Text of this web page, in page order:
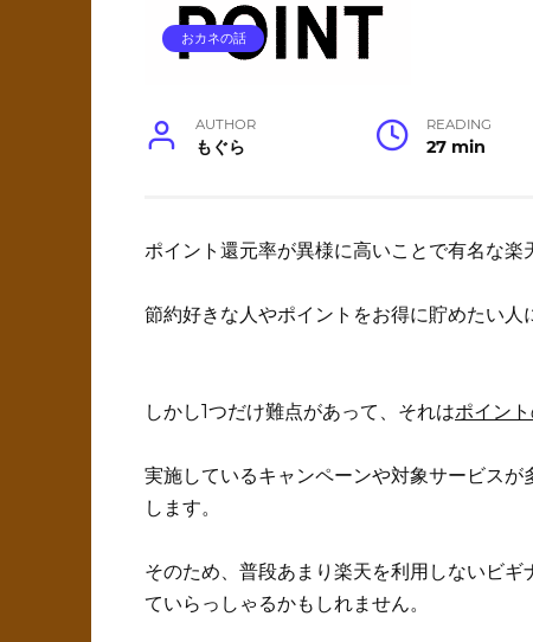
おカネの話
AUTHOR
もぐら
READING
27 min
ポイント還元率が異様に高いことで有名な楽
節約好きな人やポイントをお得に貯めたい人
しかし1つだけ難点があって、それはポイン
実施しているキャンペーンや対象サービス
します。
そのため、普段あまり楽天を利用しないビ
ていらっしゃるかもしれません。